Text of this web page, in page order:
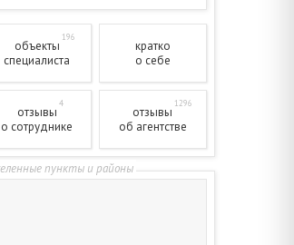
объекты
196
специалиста
кратко
о себе
отзывы
4
о сотруднике
отзывы
1296
об агентстве